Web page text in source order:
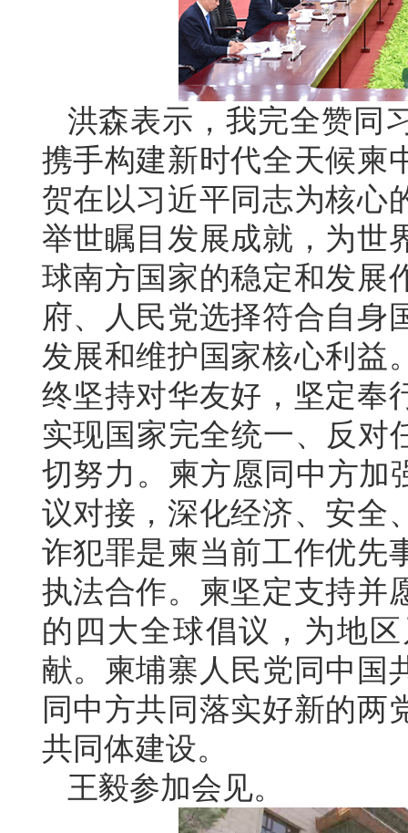
洪森表示，我完全赞同
携手构建新时代全天候柬
贺在以习近平同志为核心
举世瞩目发展成就，为世
球南方国家的稳定和发展
府、人民党选择符合自身
发展和维护国家核心利益
终坚持对华友好，坚定奉
实现国家完全统一、反对
切努力。柬方愿同中方加
议对接，深化经济、安全
诈犯罪是柬当前工作优先
执法合作。柬坚定支持并
的四大全球倡议，为地
献。柬埔寨人民党同中国
同中方共同落实好新的两
共同体建设。
王毅参加会见。